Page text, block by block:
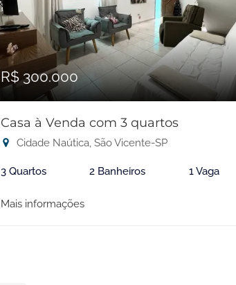
R$ 300.000
Casa à Venda com 3 quartos
Cidade Naútica, São Vicente-SP
3 Quartos 2 Banheiros 1 Vaga
Mais informações